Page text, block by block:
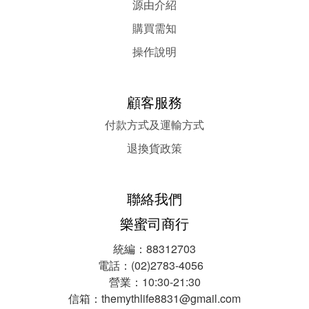
源由介紹
購買需知
操作說明
顧客服務
付款方式及運輸方式
退換貨政策
聯絡我們
樂蜜司商行
統編：88312703
電話：(02)2783-4056
營業：10:30-21:30
信箱：themythlife8831@gmail.com